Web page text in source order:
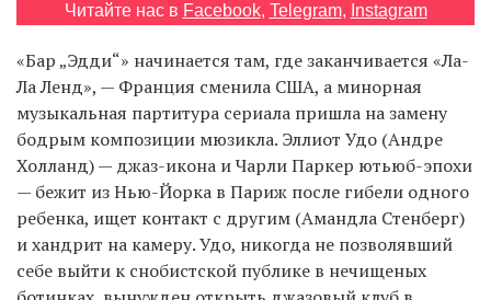
Читайте нас в Facebook, Telegram, Instagram
«Бар „Эдди“» начинается там, где заканчивается «Ла-
Ла Ленд», — Франция сменила США, а минорная
музыкальная партитура сериала пришла на замену
бодрым композиции мюзикла. Эллиот Удо (Андре
Холланд) — джаз-икона и Чарли Паркер ютьюб-эпохи
— бежит из Нью-Йорка в Париж после гибели одного
ребенка, ищет контакт с другим (Амандла Стенберг)
и хандрит на камеру. Удо, никогда не позволявший
себе выйти к снобистской публике в нечищеных